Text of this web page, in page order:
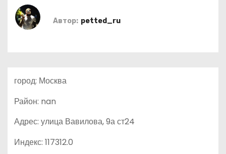
Автор: petted_ru
город: Москва
Район: nan
Адрес: улица Вавилова, 9а ст24
Индекс: 117312.0